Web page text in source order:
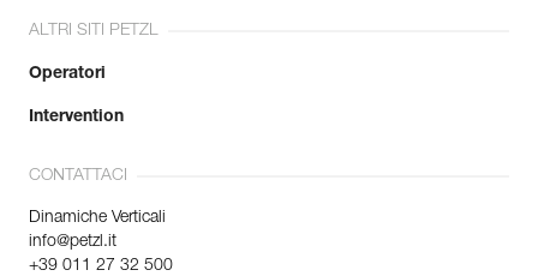
ALTRI SITI PETZL
Operatori
Intervention
CONTATTACI
Dinamiche Verticali
info@petzl.it
+39 011 27 32 500